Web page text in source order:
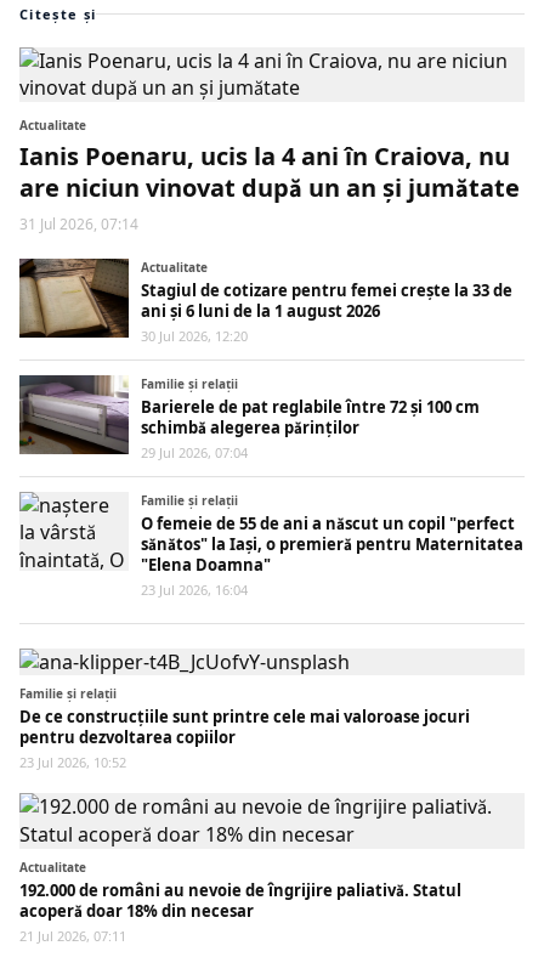
Citește și
Actualitate
Ianis Poenaru, ucis la 4 ani în Craiova, nu
are niciun vinovat după un an și jumătate
31 Jul 2026, 07:14
Actualitate
Stagiul de cotizare pentru femei crește la 33 de
ani și 6 luni de la 1 august 2026
30 Jul 2026, 12:20
Familie și relații
Barierele de pat reglabile între 72 și 100 cm
schimbă alegerea părinților
29 Jul 2026, 07:04
Familie și relații
O femeie de 55 de ani a născut un copil "perfect
sănătos" la Iași, o premieră pentru Maternitatea
"Elena Doamna"
23 Jul 2026, 16:04
Familie și relații
De ce construcțiile sunt printre cele mai valoroase jocuri
pentru dezvoltarea copiilor
23 Jul 2026, 10:52
Actualitate
192.000 de români au nevoie de îngrijire paliativă. Statul
acoperă doar 18% din necesar
21 Jul 2026, 07:11